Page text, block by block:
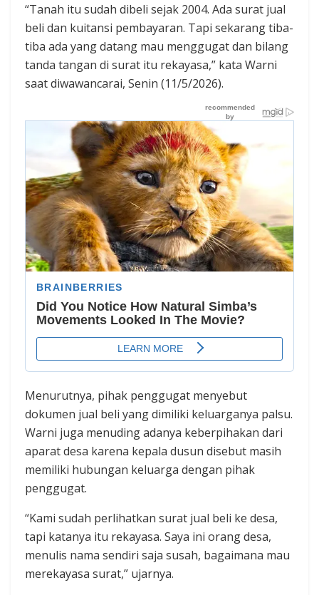
“Tanah itu sudah dibeli sejak 2004. Ada surat jual
beli dan kuitansi pembayaran. Tapi sekarang tiba-
tiba ada yang datang mau menggugat dan bilang
tanda tangan di surat itu rekayasa,” kata Warni
saat diwawancarai, Senin (11/5/2026).
Menurutnya, pihak penggugat menyebut
dokumen jual beli yang dimiliki keluarganya palsu.
Warni juga menuding adanya keberpihakan dari
aparat desa karena kepala dusun disebut masih
memiliki hubungan keluarga dengan pihak
penggugat.
“Kami sudah perlihatkan surat jual beli ke desa,
tapi katanya itu rekayasa. Saya ini orang desa,
menulis nama sendiri saja susah, bagaimana mau
merekayasa surat,” ujarnya.